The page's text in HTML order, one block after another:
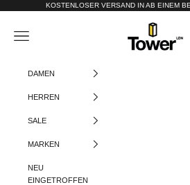
Zum Inhalt springenKOSTENLOSER VERSAND IN AB EINEM
Tower-London.De
Menü
DAMEN
HERREN
SALE
MARKEN
NEU
EINGETROFFEN